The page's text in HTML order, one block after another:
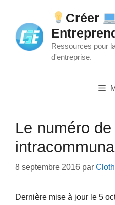
contenu
Créer
Ressources pour
d'entreprise.
Le numéro de
8 septembre 2016 par
Dernière mise à jour le 5